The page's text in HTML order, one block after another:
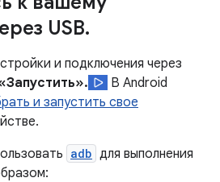
USB.
и подключения через
В Android
и запустить свое
adb для выполнения